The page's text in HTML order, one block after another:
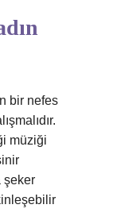
bir nefes
müziği
şeker